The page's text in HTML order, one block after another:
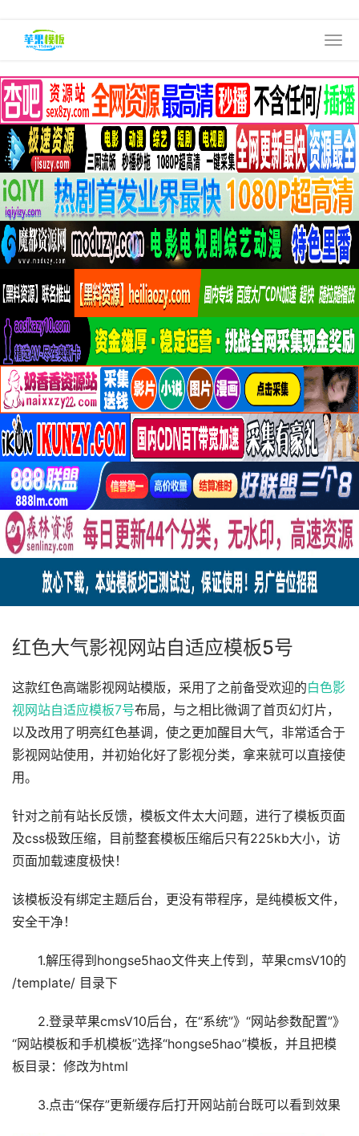
红色大气影视网站自适应模板5号
这款红色高端影视网站模版，采用了之前备受欢迎的白色影
视网站自适应模板7号布局，与之相比微调了首页幻灯片，
以及改用了明亮红色基调，使之更加醒目大气，非常适合于
影视网站使用，并初始化好了影视分类，拿来就可以直接使
用。
针对之前有站长反馈，模板文件太大问题，进行了模板页面
及css极致压缩，目前整套模板压缩后只有225kb大小，访
页面加载速度极快！
该模板没有绑定主题后台，更没有带程序，是纯模板文件，
安全干净！
1.解压得到hongse5hao文件夹上传到，苹果cmsV10的
/template/ 目录下
2.登录苹果cmsV10后台，在“系统”》“网站参数配置”》
“网站模板和手机模板”选择“hongse5hao”模板，并且把模
板目录：修改为html
3.点击“保存”更新缓存后打开网站前台既可以看到效果